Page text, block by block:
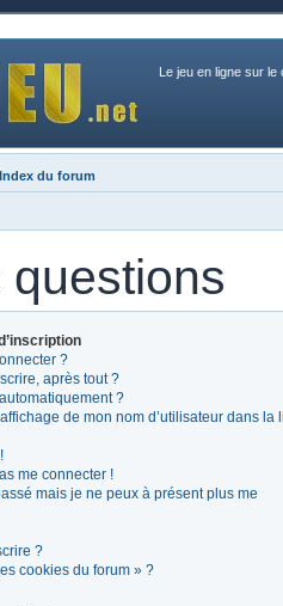
Le jeu en ligne sur le
Index du forum
questions
?
après tout ?
?
de mon nom d’utilisateur dans la
me connecter !
mais je ne peux à présent plus me
?
cookies du forum » ?